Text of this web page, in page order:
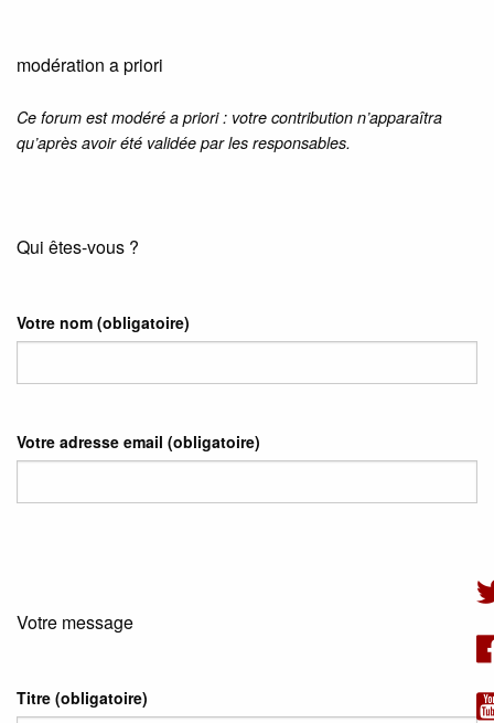
modération a priori
Ce forum est modéré a priori : votre contribution n’apparaîtra
qu’après avoir été validée par les responsables.
Qui êtes-vous ?
Votre nom (obligatoire)
Votre adresse email (obligatoire)
Votre message
Titre (obligatoire)